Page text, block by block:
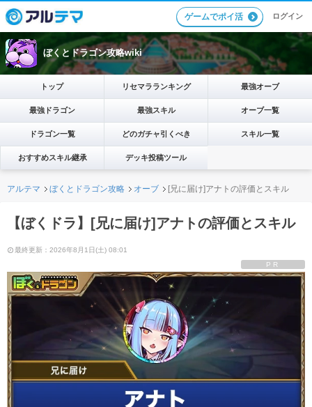
ゲームでポイ活 ログイン
ぼくとドラゴン攻略wiki
トップ リセマラランキング 最強オーブ
最強ドラゴン 最強スキル オーブ一覧
ドラゴン一覧 どのガチャ引くべき スキル一覧
おすすめスキル継承 デッキ投稿ツール
アルテマ ぼくとドラゴン攻略 オーブ [兄に届け]アナトの評価とスキル
【ぼくドラ】[兄に届け]アナトの評価とスキル
最終更新：2026年8月1日(土) 08:01
PR